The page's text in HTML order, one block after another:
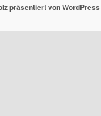
präsentiert von WordPress